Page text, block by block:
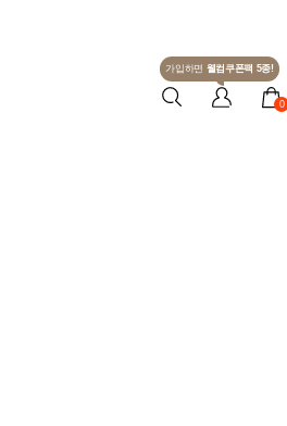
가입하면 웰컴쿠폰팩 5종!
0